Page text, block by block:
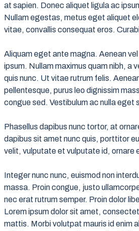
at sapien. Donec aliquet ligula ac
Nullam egestas, metus eget aliquet
vitae, convallis consequat eros.
Aliquam eget ante magna. Aenean
ipsum. Nullam maximus quam nibh, a
quis nunc. Ut vitae rutrum felis.
pellentesque, purus leo dignissim
congue sed. Vestibulum ac nulla eget
Phasellus dapibus nunc tortor, at
dapibus sit amet nunc quis, porttitor
velit, vulputate et vulputate id, ornare
Integer nunc nunc, euismod non
massa. Proin congue, justo
nec erat rutrum semper. Proin dolor
Lorem ipsum dolor sit amet,
mattis. Morbi volutpat mauris id enim